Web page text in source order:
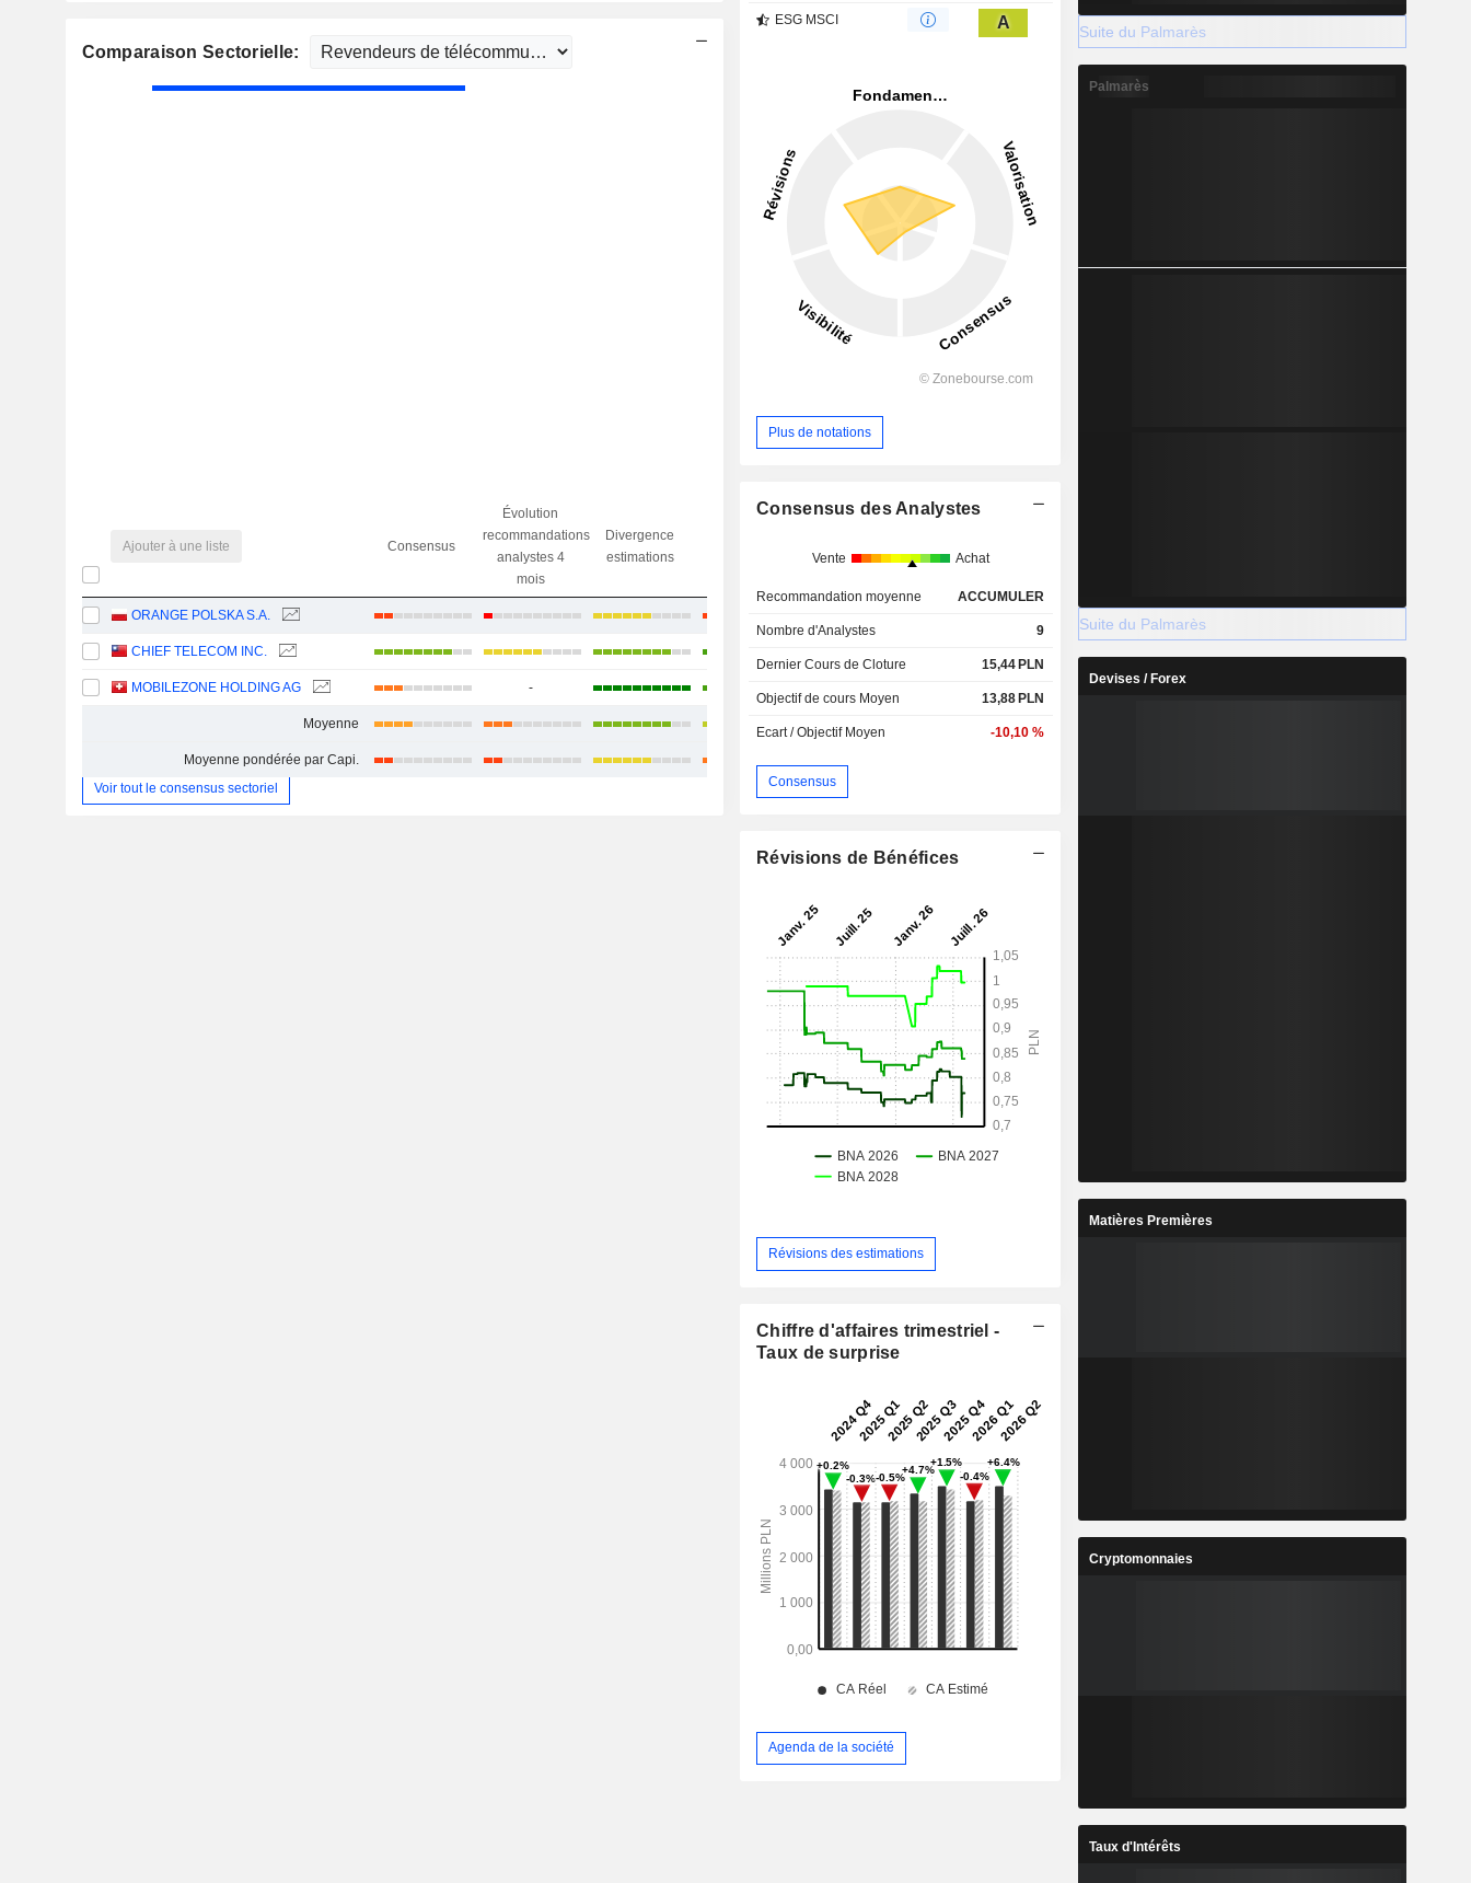
Comparaison Sectorielle:
Ajouter à une liste Consensus
Évolution
recommandations
analystes 4
mois
Divergence
estimations
/ dr
ORANGE POLSKA S.A.
CHIEF TELECOM INC.
MOBILEZONE HOLDING AG -
Moyenne +17,73 %
Moyenne pondérée par Capi.
Voir tout le consensus sectoriel
ESG MSCI A
Plus de notations
Consensus des Analystes
Vente Achat
Recommandation moyenne ACCUMULER
Nombre d'Analystes 9
Dernier Cours de Cloture 15,44 PLN
Objectif de cours Moyen 13,88 PLN
Ecart / Objectif Moyen -10,10 %
Consensus
Révisions de Bénéfices
Révisions des estimations
Chiffre d'affaires trimestriel -
Taux de surprise
Agenda de la société
Suite du Palmarès
Palmarès
Suite du Palmarès
Devises / Forex
Matières Premières
Cryptomonnaies
Taux d'Intérêts